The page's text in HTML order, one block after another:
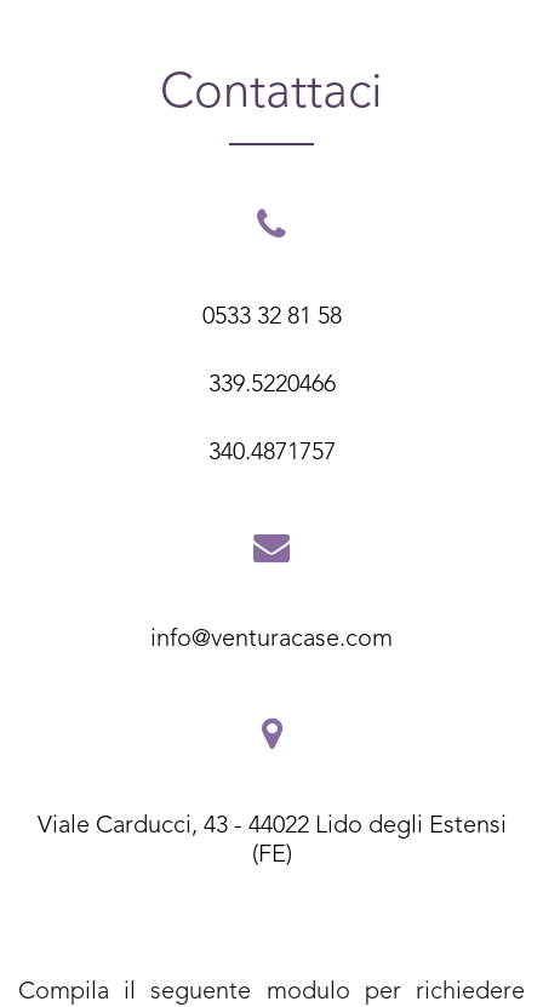
Contattaci
0533 32 81 58
339.5220466
340.4871757
info@venturacase.com
Viale Carducci, 43 - 44022 Lido degli Estensi
(FE)
Compila il seguente modulo per richiedere